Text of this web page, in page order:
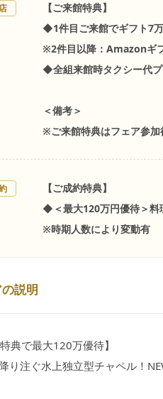
【ご来館特典】
◆1件目ご来館でギフト7
※2件目以降：Amazonギ
◆全組来館時タクシー代プ
＜備考＞
※ご来館特典はフェア参加
【ご成約特典】
◆＜最大120万円優待＞料
※時期人数により変動有
説明
特典で最大120万優待】
り注ぐ水上独立型チャペル！